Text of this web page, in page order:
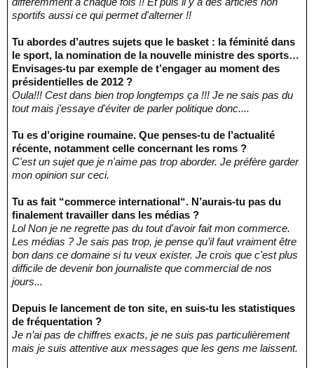
sportifs aussi ce qui permet d'alterner !!
Tu abordes d’autres sujets que le basket : la féminité dans
le sport, la nomination de la nouvelle ministre des sports…
Envisages-tu par exemple de t’engager au moment des
présidentielles de 2012 ?
Oula!!! Cest dans bien trop longtemps ça !!! Je ne sais pas du
tout mais j'essaye d'éviter de parler politique donc....
Tu es d’origine roumaine. Que penses-tu de l’actualité
récente, notamment celle concernant les roms ?
C'est un sujet que je n'aime pas trop aborder. Je préfère garder
mon opinion sur ceci.
Tu as fait “commerce international“. N’aurais-tu pas du
finalement travailler dans les médias ?
Lol Non je ne regrette pas du tout d'avoir fait mon commerce.
Les médias ? Je sais pas trop, je pense qu’il faut vraiment être
bon dans ce domaine si tu veux exister. Je crois que c'est plus
difficile de devenir bon journaliste que commercial de nos
jours...
Depuis le lancement de ton site, en suis-tu les statistiques
de fréquentation ?
Je n’ai pas de chiffres exacts, je ne suis pas particulièrement
mais je suis attentive aux messages que les gens me laissent.